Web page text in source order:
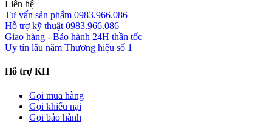
Liên hệ
Tư vấn sản phẩm 0983.966.086
Hỗ trợ kỹ thuật 0983.966.086
Giao hàng - Bảo hành 24H thần tốc
Uy tín lâu năm Thương hiệu số 1
Hỗ trợ KH
Gọi mua hàng
Gọi khiếu nại
Gọi bảo hành